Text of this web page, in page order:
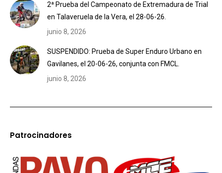
2ª Prueba del Campeonato de Extremadura de Trial
en Talaveruela de la Vera, el 28-06-26.
junio 8, 2026
SUSPENDIDO: Prueba de Super Enduro Urbano en
Gavilanes, el 20-06-26, conjunta con FMCL.
junio 8, 2026
Patrocinadores